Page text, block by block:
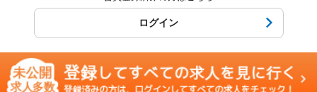
ログイン